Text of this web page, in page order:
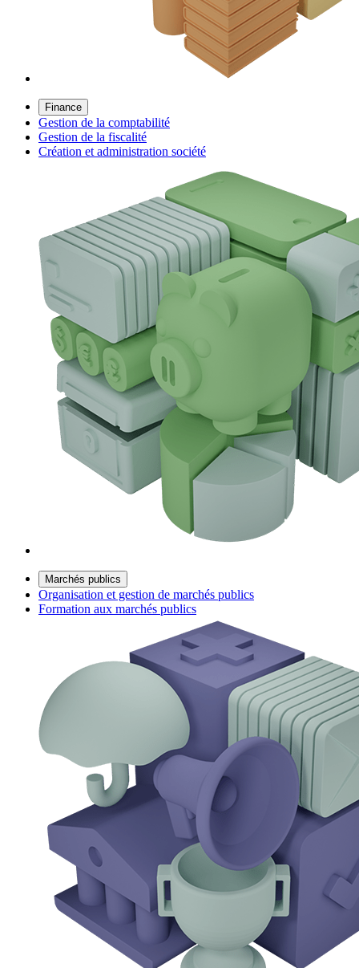
Finance
Gestion de la comptabilité
Gestion de la fiscalité
Création et administration société
Marchés publics
Organisation et gestion de marchés publics
Formation aux marchés publics